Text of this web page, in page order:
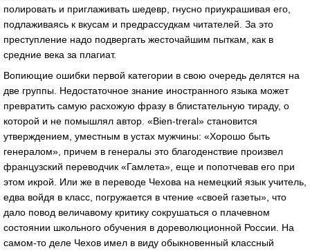
полировать и приглаживать шедевр, гнусно приукрашивая его,
подлаживаясь к вкусам и предрассудкам читателей. За это
преступление надо подвергать жесточайшим пыткам, как в
средние века за плагиат.
Вопиющие ошибки первой категории в свою очередь делятся на
две группы. Недостаточное знание иностранного языка может
превратить самую расхожую фразу в блистательную тираду, о
которой и не помышлял автор. «Bien-treral» становится
утверждением, уместным в устах мужчины: «Хорошо быть
генералом», причем в генералы это благоденствие произвел
французский переводчик «Гамлета», еще и попотчевав его при
этом икрой. Или же в переводе Чехова на немецкий язык учитель,
едва войдя в класс, погружается в чтение «своей газеты», что
дало повод величавому критику сокрушаться о плачевном
состоянии школьного обучения в дореволюционной России. На
самом-то деле Чехов имел в виду обыкновенный классный